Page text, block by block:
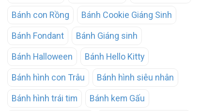
Bánh con Rồng Bánh Cookie Giáng Sinh
Bánh Fondant Bánh Giáng sinh
Bánh Halloween Bánh Hello Kitty
Bánh hình con Trâu Bánh hình siêu nhân
Bánh hình trái tim Bánh kem Gấu